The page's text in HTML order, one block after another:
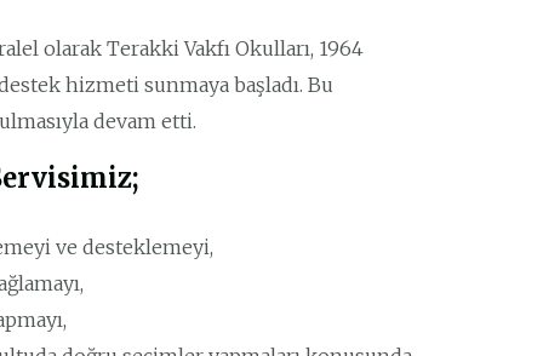
olarak Terakki Vakfı Okulları, 1964
hizmeti sunmaya başladı. Bu
devam etti.
ve desteklemeyi,